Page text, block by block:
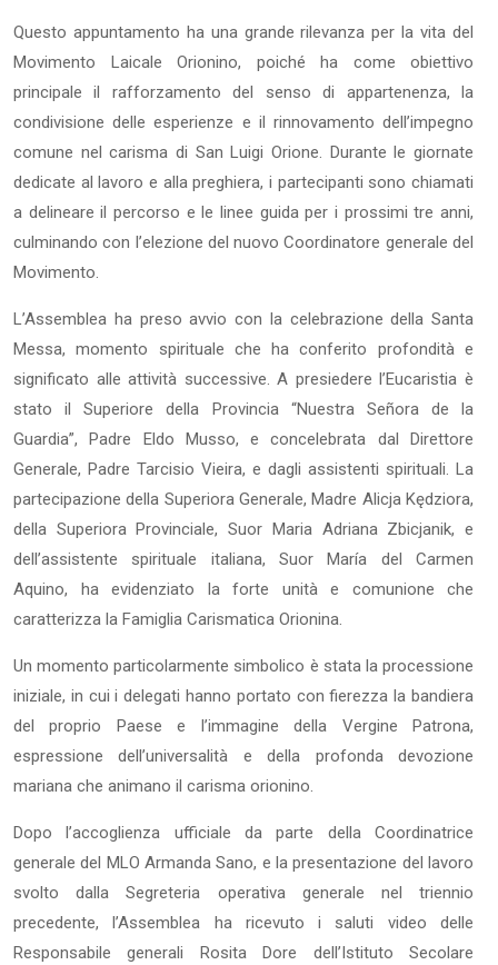
Questo appuntamento ha una grande rilevanza per la vita del
Movimento Laicale Orionino, poiché ha come obiettivo
principale il rafforzamento del senso di appartenenza, la
condivisione delle esperienze e il rinnovamento dell’impegno
comune nel carisma di San Luigi Orione. Durante le giornate
dedicate al lavoro e alla preghiera, i partecipanti sono chiamati
a delineare il percorso e le linee guida per i prossimi tre anni,
culminando con l’elezione del nuovo Coordinatore generale del
Movimento.
L’Assemblea ha preso avvio con la celebrazione della Santa
Messa, momento spirituale che ha conferito profondità e
significato alle attività successive. A presiedere l’Eucaristia è
stato il Superiore della Provincia “Nuestra Señora de la
Guardia”, Padre Eldo Musso, e concelebrata dal Direttore
Generale, Padre Tarcisio Vieira, e dagli assistenti spirituali. La
partecipazione della Superiora Generale, Madre Alicja Kędziora,
della Superiora Provinciale, Suor Maria Adriana Zbicjanik, e
dell’assistente spirituale italiana, Suor María del Carmen
Aquino, ha evidenziato la forte unità e comunione che
caratterizza la Famiglia Carismatica Orionina.
Un momento particolarmente simbolico è stata la processione
iniziale, in cui i delegati hanno portato con fierezza la bandiera
del proprio Paese e l’immagine della Vergine Patrona,
espressione dell’universalità e della profonda devozione
mariana che animano il carisma orionino.
Dopo l’accoglienza ufficiale da parte della Coordinatrice
generale del MLO Armanda Sano, e la presentazione del lavoro
svolto dalla Segreteria operativa generale nel triennio
precedente, l’Assemblea ha ricevuto i saluti video delle
Responsabile generali Rosita Dore dell’Istituto Secolare